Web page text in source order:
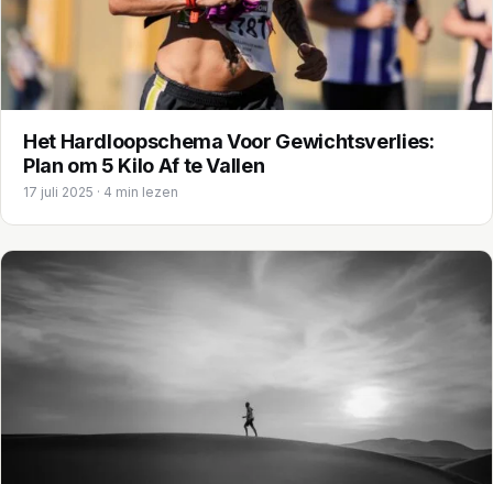
Het Hardloopschema Voor Gewichtsverlies:
Plan om 5 Kilo Af te Vallen
17 juli 2025 · 4 min lezen